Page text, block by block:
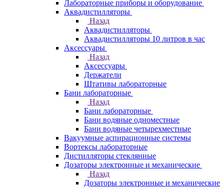
Лабораторные приборы и оборудование
Аквадистилляторы
Назад
Аквадистилляторы
Аквадистилляторы 10 литров в час
Аксессуары
Назад
Аксессуары
Держатели
Штативы лабораторные
Бани лабораторные
Назад
Бани лабораторные
Бани водяные одноместные
Бани водяные четырехместные
Вакуумные аспирационные системы
Вортексы лабораторные
Дистилляторы стеклянные
Дозаторы электронные и механические
Назад
Дозаторы электронные и механические